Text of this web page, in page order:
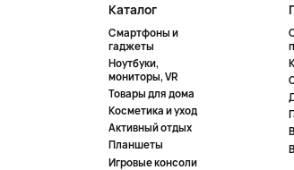
Каталог
Смартфоны и
гаджеты
Ноутбуки,
мониторы, VR
Товары для дома
Косметика и уход
Активный отдых
Планшеты
Игровые консоли